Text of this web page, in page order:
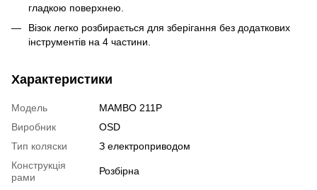
гладкою поверхнею.
Візок легко розбирається для зберігання без додаткових
інструментів на 4 частини.
Характеристики
Модель
MAMBO 211P
Виробник
OSD
Тип коляски
З електроприводом
Конструкція
рами
Розбірна